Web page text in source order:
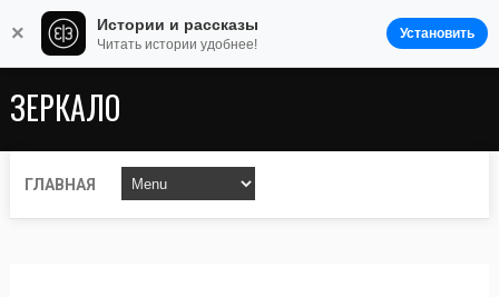
ЗЕРКАЛО
ГЛАВНАЯ
× Истории и рассказы
Читать истории удобнее!
Установить